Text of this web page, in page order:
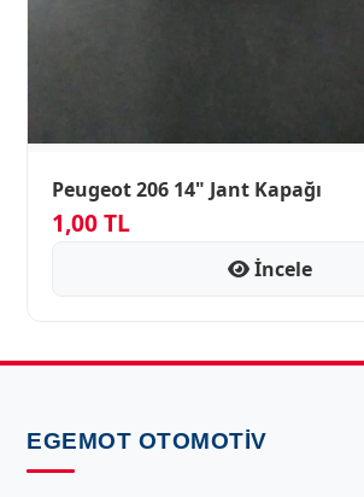
Peugeot 206 14" Jant Kapağı
1,00 TL
İncele
EGEMOT OTOMOTIV